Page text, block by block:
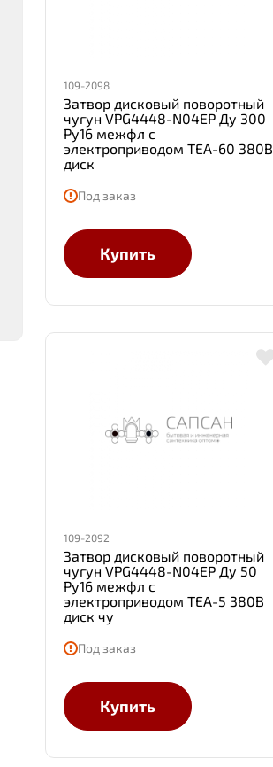
109-2098
Затвор дисковый поворотный
чугун VPG4448-N04EP Ду 300
Ру16 межфл с
электроприводом TEA-60 380В
диск
Под заказ
Купить
109-2092
Затвор дисковый поворотный
чугун VPG4448-N04EP Ду 50
Ру16 межфл с
электроприводом TEA-5 380В
диск чу
Под заказ
Купить